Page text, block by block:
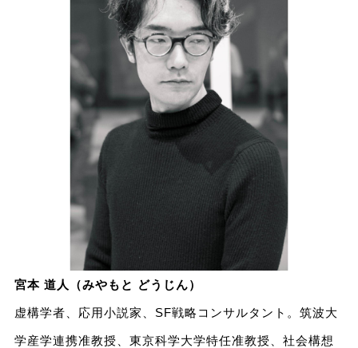
宮本 道人（みやもと どうじん）
虚構学者、応用小説家、SF戦略コンサルタント。筑波大
学産学連携准教授、東京科学大学特任准教授、社会構想